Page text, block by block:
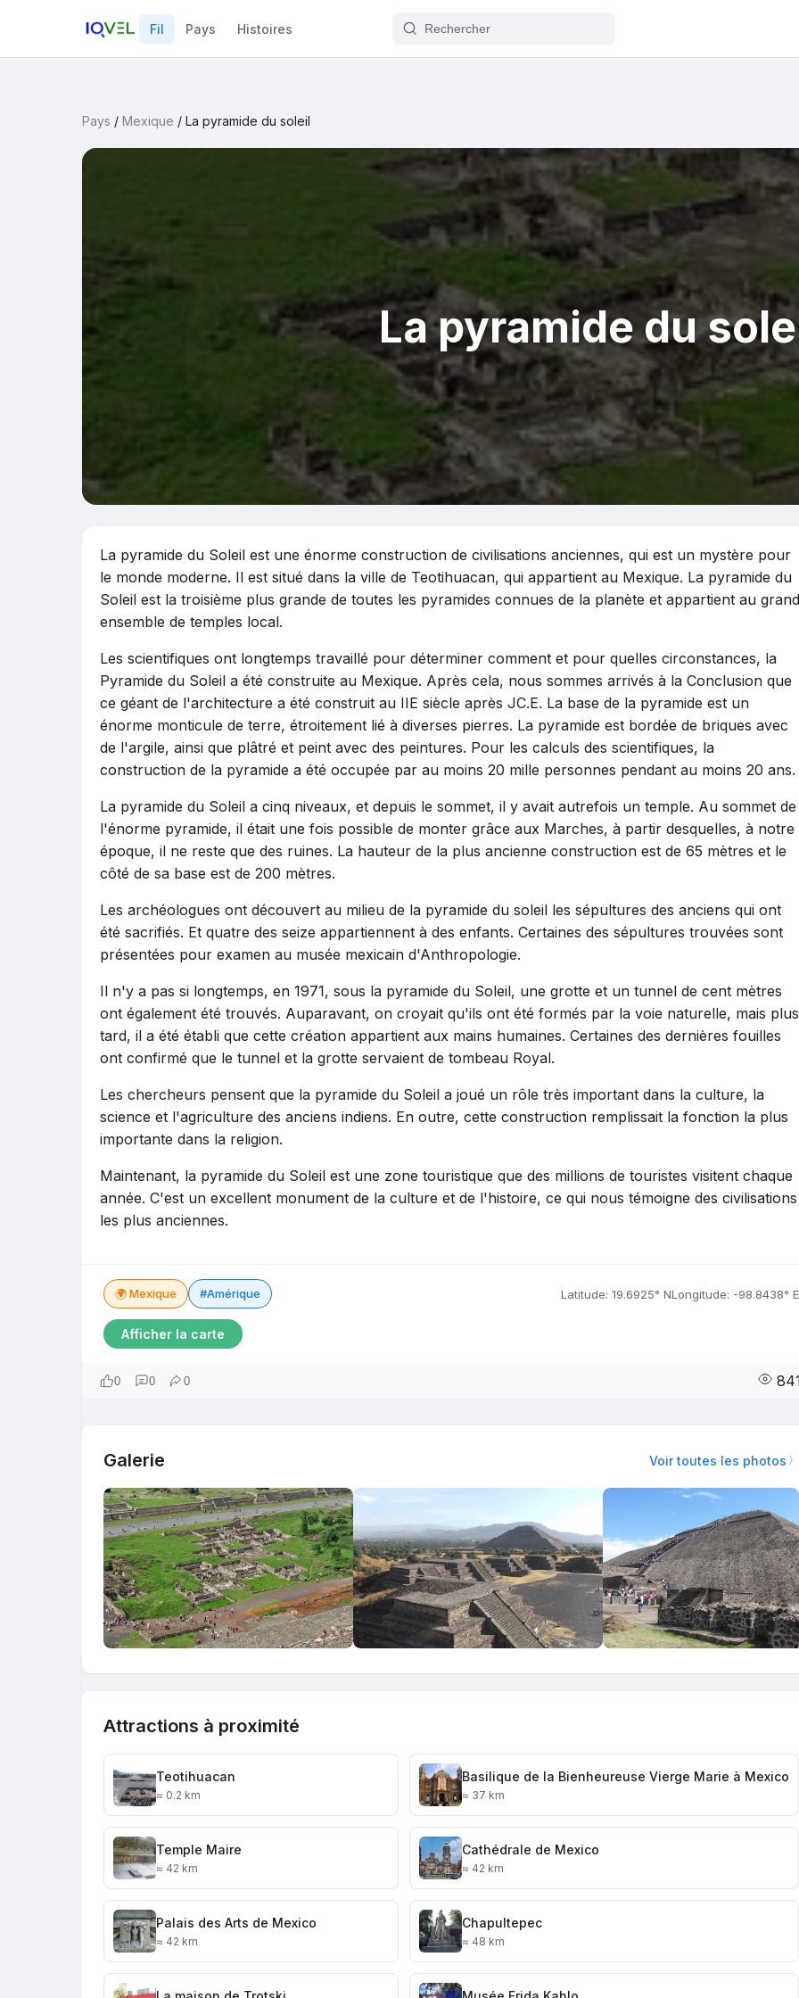
Fil Pays Histoires
Pays / Mexique / La pyramide du soleil
La pyramide du
La pyramide du Soleil est une énorme construction de civilisations anciennes, qui est un mystère pour
le monde moderne. Il est situé dans la ville de Teotihuacan, qui appartient au Mexique. La pyramide du
Soleil est la troisième plus grande de toutes les pyramides connues de la planète et appartient au grand
ensemble de temples local.
Les scientifiques ont longtemps travaillé pour déterminer comment et pour quelles circonstances, la
Pyramide du Soleil a été construite au Mexique. Après cela, nous sommes arrivés à la Conclusion que
ce géant de l'architecture a été construit au IIE siècle après JC.E. La base de la pyramide est un
énorme monticule de terre, étroitement lié à diverses pierres. La pyramide est bordée de briques avec
de l'argile, ainsi que plâtré et peint avec des peintures. Pour les calculs des scientifiques, la
construction de la pyramide a été occupée par au moins 20 mille personnes pendant au moins 20 ans.
La pyramide du Soleil a cinq niveaux, et depuis le sommet, il y avait autrefois un temple. Au sommet de
l'énorme pyramide, il était une fois possible de monter grâce aux Marches, à partir desquelles, à notre
époque, il ne reste que des ruines. La hauteur de la plus ancienne construction est de 65 mètres et le
côté de sa base est de 200 mètres.
Les archéologues ont découvert au milieu de la pyramide du soleil les sépultures des anciens qui ont
été sacrifiés. Et quatre des seize appartiennent à des enfants. Certaines des sépultures trouvées sont
présentées pour examen au musée mexicain d'Anthropologie.
Il n'y a pas si longtemps, en 1971, sous la pyramide du Soleil, une grotte et un tunnel de cent mètres
ont également été trouvés. Auparavant, on croyait qu'ils ont été formés par la voie naturelle, mais plus
tard, il a été établi que cette création appartient aux mains humaines. Certaines des dernières fouilles
ont confirmé que le tunnel et la grotte servaient de tombeau Royal.
Les chercheurs pensent que la pyramide du Soleil a joué un rôle très important dans la culture, la
science et l'agriculture des anciens indiens. En outre, cette construction remplissait la fonction la plus
importante dans la religion.
Maintenant, la pyramide du Soleil est une zone touristique que des millions de touristes visitent chaque
année. C'est un excellent monument de la culture et de l'histoire, ce qui nous témoigne des civilisations
les plus anciennes.
🌍 Mexique #Amérique Latitude: 19.6925° NLongitude: -98.8438° E
Afficher la carte
0 0 0
Galerie Voir toutes les photos
Attractions à proximité
Teotihuacan
≈ 0.2 km
Basilique de la Bienheureuse Vierge Marie à Mexico
≈ 37 km
Temple Maire
≈ 42 km
Cathédrale de Mexico
≈ 42 km
Palais des Arts de Mexico
≈ 42 km
Chapultepec
≈ 48 km